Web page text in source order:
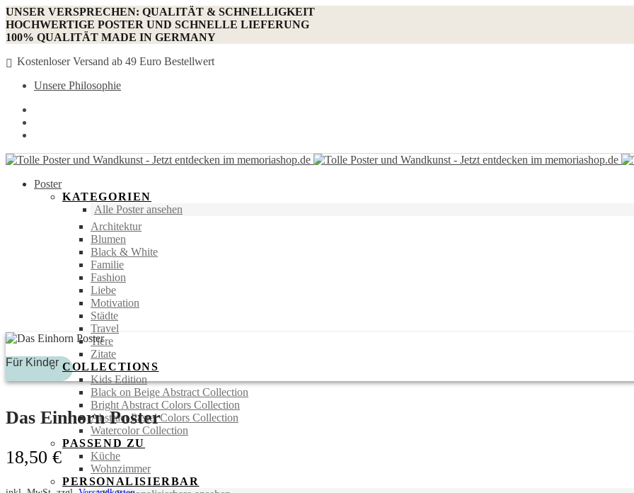
UNSER VERSPRECHEN: QUALITÄT & SCHNELLIGKEIT
HOCHWERTIGE POSTER UND SCHNELLE LIEFERUNG
100% QUALITÄT MADE IN GERMANY
Kostenloser Versand ab 49 Euro Bestellwert
Unsere Philosophie
Poster
KATEGORIEN
Alle Poster ansehen
Architektur
Blumen
Black & White
Familie
Fashion
Liebe
Motivation
Städte
Travel
Tiere
Zitate
COLLECTIONS
Kids Edition
Black on Beige Abstract Collection
Bright Abstract Colors Collection
Abstract Pastel Colors Collection
Watercolor Collection
PASSEND ZU
Küche
Wohnzimmer
PERSONALISIERBAR
Für Kinder
Das Einhorn Poster
18,50 €